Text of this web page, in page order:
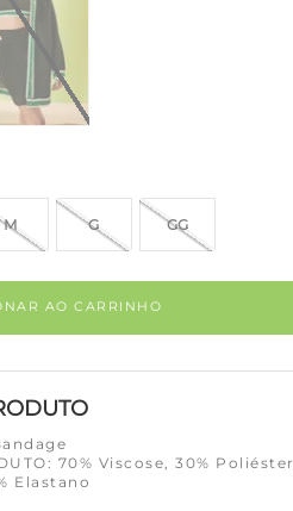
M G GG
AO CARRINHO
70% Viscose, 30% Poliéster
Elastano